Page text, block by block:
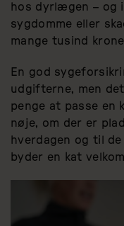
hos dyrlægen – og
sygdomme eller
mange tusind
En god
udgifterne, men
penge at passe en
nøje, om der er
hverdagen og til
byder en kat